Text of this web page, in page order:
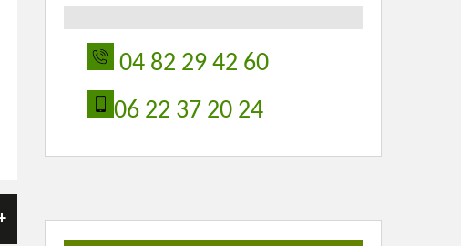
04 82 29 42 60
06 22 37 20 24